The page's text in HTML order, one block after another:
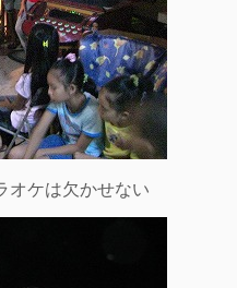
オケは欠かせない